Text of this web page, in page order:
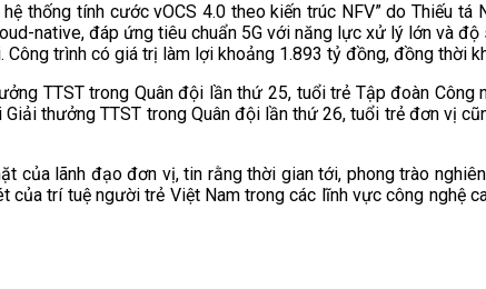
thống tính cước vOCS 4.0 theo kiến trúc NFV” do Thiếu
native, đáp ứng tiêu chuẩn 5G với năng lực xử lý lớn và
trình có giá trị làm lợi khoảng 1.893 tỷ đồng, đồng thời
TTST trong Quân đội lần thứ 25, tuổi trẻ Tập đoàn
thưởng TTST trong Quân đội lần thứ 26, tuổi trẻ đơn vị
của lãnh đạo đơn vị, tin rằng thời gian tới, phong trào
của trí tuệ người trẻ Việt Nam trong các lĩnh vực công nghệ